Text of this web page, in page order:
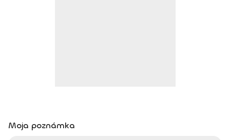
Moja poznámka